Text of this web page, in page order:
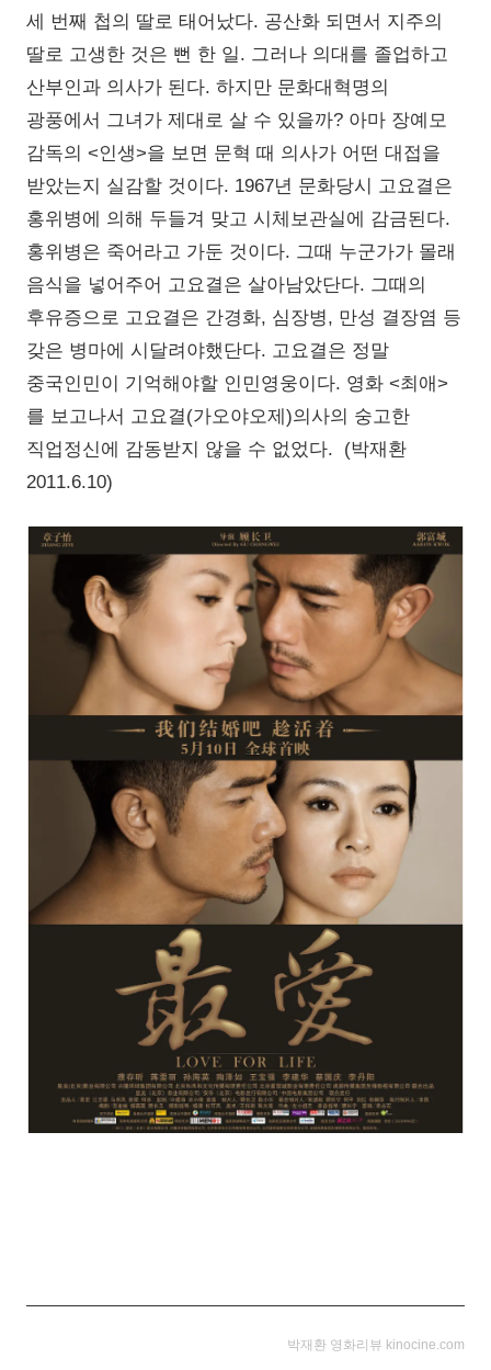
세 번째 첩의 딸로 태어났다. 공산화 되면서 지주의
딸로 고생한 것은 뻔 한 일. 그러나 의대를 졸업하고
산부인과 의사가 된다. 하지만 문화대혁명의
광풍에서 그녀가 제대로 살 수 있을까? 아마 장예모
감독의 <인생>을 보면 문혁 때 의사가 어떤 대접을
받았는지 실감할 것이다. 1967년 문화당시 고요결은
홍위병에 의해 두들겨 맞고 시체보관실에 감금된다.
홍위병은 죽어라고 가둔 것이다. 그때 누군가가 몰래
음식을 넣어주어 고요결은 살아남았단다. 그때의
후유증으로 고요결은 간경화, 심장병, 만성 결장염 등
갖은 병마에 시달려야했단다. 고요결은 정말
중국인민이 기억해야할 인민영웅이다. 영화 <최애>
를 보고나서 고요결(가오야오제)의사의 숭고한
직업정신에 감동받지 않을 수 없었다. (박재환
2011.6.10)
박재환 영화리뷰 kinocine.com